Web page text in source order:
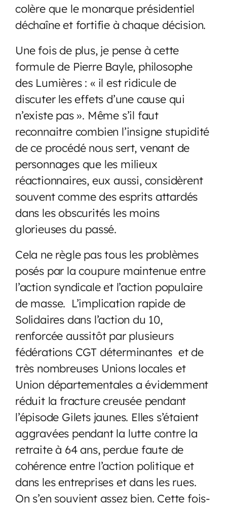
colère que le monarque présidentiel
déchaîne et fortifie à chaque décision.
Une fois de plus, je pense à cette
formule de Pierre Bayle, philosophe
des Lumières : « il est ridicule de
discuter les effets d’une cause qui
n’existe pas ». Même s’il faut
reconnaitre combien l’insigne stupidité
de ce procédé nous sert, venant de
personnages que les milieux
réactionnaires, eux aussi, considèrent
souvent comme des esprits attardés
dans les obscurités les moins
glorieuses du passé.
Cela ne règle pas tous les problèmes
posés par la coupure maintenue entre
l’action syndicale et l’action populaire
de masse. L’implication rapide de
Solidaires dans l’action du 10,
renforcée aussitôt par plusieurs
fédérations CGT déterminantes et de
très nombreuses Unions locales et
Union départementales a évidemment
réduit la fracture creusée pendant
l’épisode Gilets jaunes. Elles s’étaient
aggravées pendant la lutte contre la
retraite à 64 ans, perdue faute de
cohérence entre l’action politique et
dans les entreprises et dans les rues.
On s’en souvient assez bien. Cette fois-